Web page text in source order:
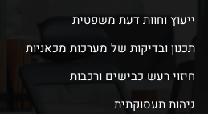
ייעוץ וחוות דעת משפטית
תכנון ובדיקות של מערכות מכאניות
חיזוי רעש כבישים ורכבות
גיהות תעסוקתית